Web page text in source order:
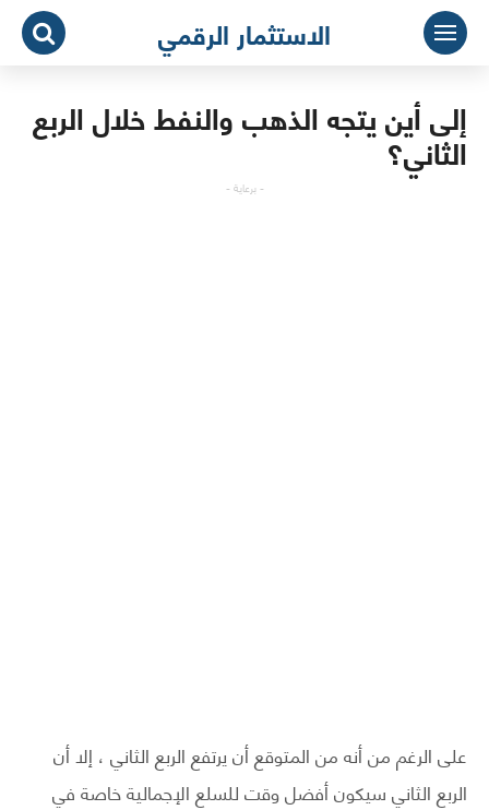
التجاوز
المحتوى
الاستثمار الرقمي
إلى أين يتجه الذهب والنفط خلال الربع
الثاني؟
- برعاية -
على الرغم من أنه من المتوقع أن يرتفع الربع الثاني ، إلا أن
الربع الثاني سيكون أفضل وقت للسلع الإجمالية خاصة في